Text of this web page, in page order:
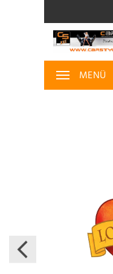
MENÜ